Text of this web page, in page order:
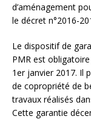
d’aménagement
le décret n°2016-
Le dispositif de
PMR est
1er janvier 2017. Il
de copropriété de
travaux réalisés
Cette garantie